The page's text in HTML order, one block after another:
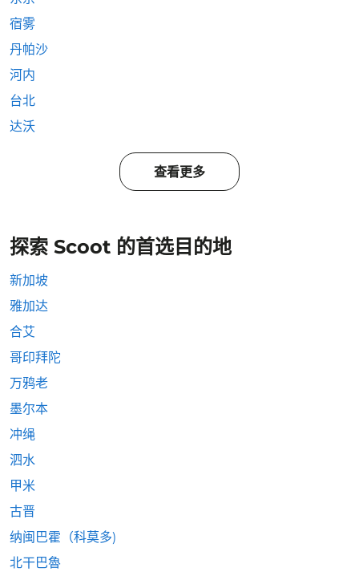
宿雾
丹帕沙
河内
台北
达沃
查看更多
探索 Scoot 的首选目的地
新加坡
雅加达
合艾
哥印拜陀
万鸦老
墨尔本
冲绳
泗水
甲米
古晋
纳闽巴霍（科莫多)
北干巴魯